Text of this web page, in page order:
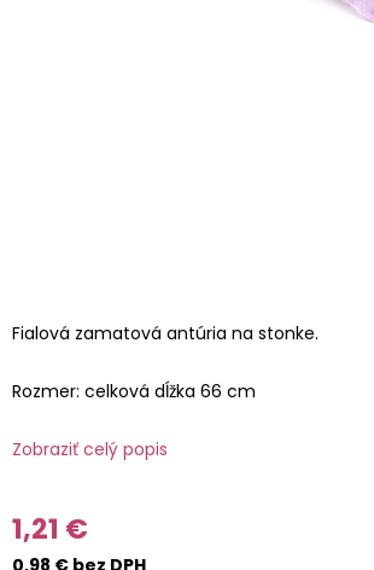
Fialová zamatová antúria na stonke.
Rozmer: celková dĺžka 66 cm
Zobraziť celý popis
1,21 €
0,98 € bez DPH